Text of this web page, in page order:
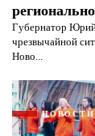
Губернатор
чрезвычайной
Ново...
НОВОСТИ